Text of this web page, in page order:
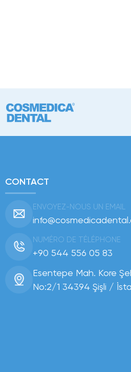
CONTACT
ENVOYEZ-NOUS UN EMAIL
NUMÉRO DE TÉLÉPHONE
+90 544 556 05 83
Esentepe Mah. Kore
No:2/1 34394 Şişli /